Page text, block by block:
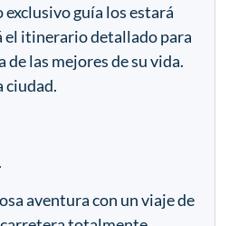
exclusivo guía los estará
el itinerario detallado para
de las mejores de su vida.
ciudad.
aventura con un viaje de